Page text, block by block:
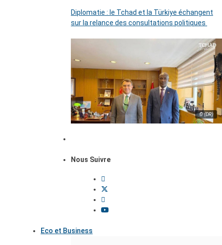
Diplomatie : le Tchad et la Türkiye échangent
sur la relance des consultations politiques
© (DR)
Nous Suivre
Eco et Business